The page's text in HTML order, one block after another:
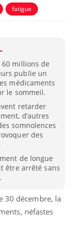
fatigue
60 millions de
publie un
médicaments
le sommeil.
retarder
d’autres
somnolences
des
de longue
être arrêté sans
30 décembre, la
néfastes